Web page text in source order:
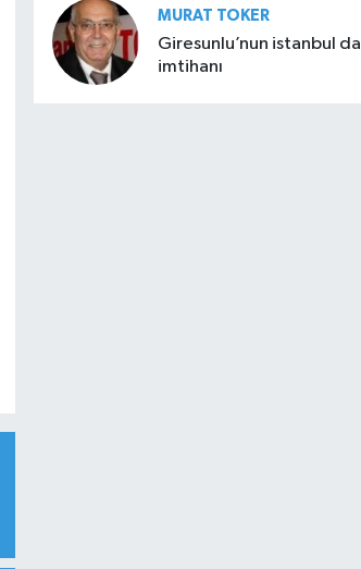
MURAT TOKER
Giresunlu’nun istanbul da
imtihanı